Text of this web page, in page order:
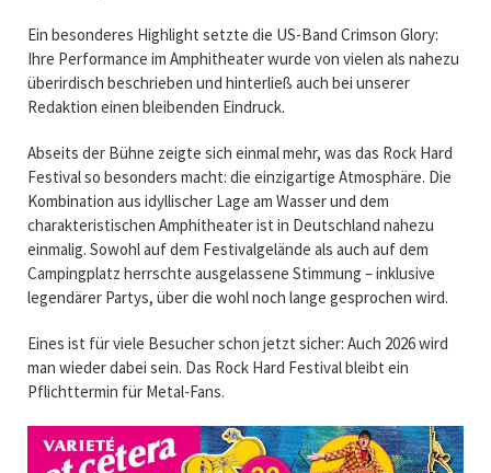
Ein besonderes Highlight setzte die US-Band Crimson Glory:
Ihre Performance im Amphitheater wurde von vielen als nahezu
überirdisch beschrieben und hinterließ auch bei unserer
Redaktion einen bleibenden Eindruck.
Abseits der Bühne zeigte sich einmal mehr, was das Rock Hard
Festival so besonders macht: die einzigartige Atmosphäre. Die
Kombination aus idyllischer Lage am Wasser und dem
charakteristischen Amphitheater ist in Deutschland nahezu
einmalig. Sowohl auf dem Festivalgelände als auch auf dem
Campingplatz herrschte ausgelassene Stimmung – inklusive
legendärer Partys, über die wohl noch lange gesprochen wird.
Eines ist für viele Besucher schon jetzt sicher: Auch 2026 wird
man wieder dabei sein. Das Rock Hard Festival bleibt ein
Pflichttermin für Metal-Fans.